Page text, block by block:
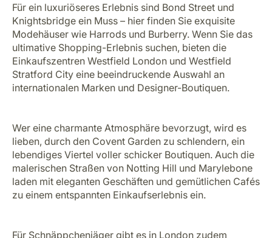
Für ein luxuriöseres Erlebnis sind Bond Street und
Knightsbridge ein Muss – hier finden Sie exquisite
Modehäuser wie Harrods und Burberry. Wenn Sie das
ultimative Shopping-Erlebnis suchen, bieten die
Einkaufszentren Westfield London und Westfield
Stratford City eine beeindruckende Auswahl an
internationalen Marken und Designer-Boutiquen.
Wer eine charmante Atmosphäre bevorzugt, wird es
lieben, durch den Covent Garden zu schlendern, ein
lebendiges Viertel voller schicker Boutiquen. Auch die
malerischen Straßen von Notting Hill und Marylebone
laden mit eleganten Geschäften und gemütlichen Cafés
zu einem entspannten Einkaufserlebnis ein.
Für Schnäppchenjäger gibt es in London zudem